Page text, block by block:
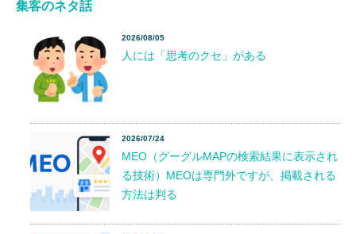
集客のネタ話
2026/08/05
人には「思考のクセ」がある
2026/07/24
MEO（グーグルMAPの検索結果に表示され
る技術）MEOは専門外ですが、掲載される
方法は判る